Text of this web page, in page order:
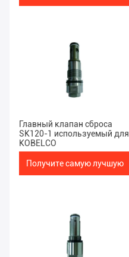
Главный клапан сброса
SK120-1 используемый для
KOBELCO
Получите самую лучшую